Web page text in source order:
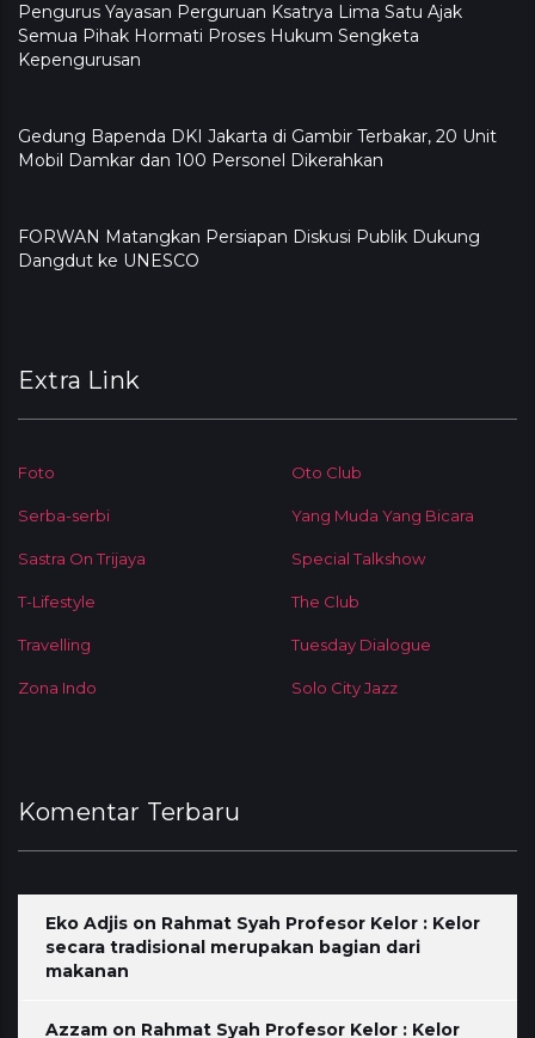
Pengurus Yayasan Perguruan Ksatrya Lima Satu Ajak
Semua Pihak Hormati Proses Hukum Sengketa
Kepengurusan
Gedung Bapenda DKI Jakarta di Gambir Terbakar, 20 Unit
Mobil Damkar dan 100 Personel Dikerahkan
FORWAN Matangkan Persiapan Diskusi Publik Dukung
Dangdut ke UNESCO
Extra Link
Foto Oto Club
Serba-serbi Yang Muda Yang Bicara
Sastra On Trijaya Special Talkshow
T-Lifestyle The Club
Travelling Tuesday Dialogue
Zona Indo Solo City Jazz
Komentar Terbaru
Eko Adjis on Rahmat Syah Profesor Kelor : Kelor
secara tradisional merupakan bagian dari
makanan
Azzam on Rahmat Syah Profesor Kelor : Kelor